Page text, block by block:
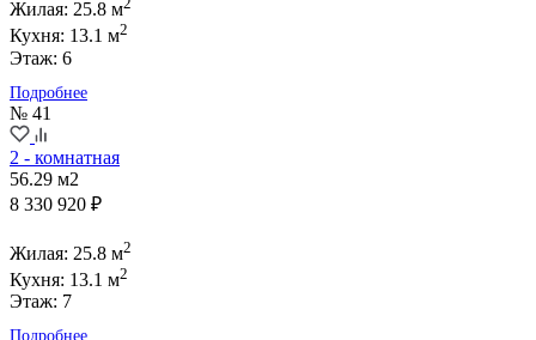
Жилая: 25.8 м
Кухня: 13.1 м2
Этаж: 6
Подробнее
№ 41
2 - комнатная
56.29 м2
8 330 920 ₽
Жилая: 25.8 м2
Кухня: 13.1 м2
Этаж: 7
Подробнее